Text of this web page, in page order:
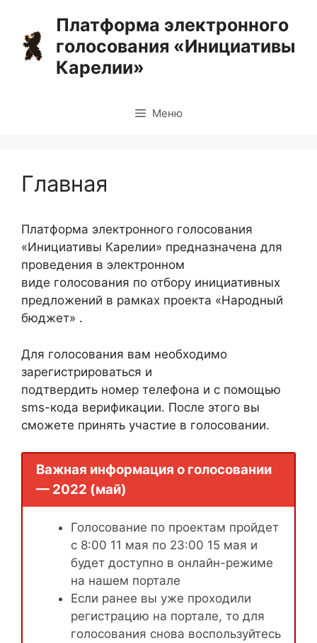
содержимому
Платформа электронного
голосования «Инициативы
Карелии»
Меню
Главная
Платформа электронного голосования
«Инициативы Карелии» предназначена для
проведения в электронном
виде голосования по отбору инициативных
предложений в рамках проекта «Народный
бюджет» .
Для голосования вам необходимо
зарегистрироваться и
подтвердить номер телефона и с помощью
sms-кода верификации. После этого вы
сможете принять участие в голосовании.
Важная информация о голосовании
— 2022 (май)
Голосование по проектам пройдет
с 8:00 11 мая по 23:00 15 мая и
будет доступно в онлайн-режиме
на нашем портале
Если ранее вы уже проходили
регистрацию на портале, то для
голосования снова воспользуйтесь